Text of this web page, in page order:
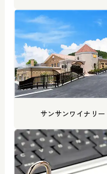
サンサンワイナリー